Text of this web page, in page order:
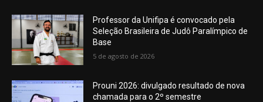
Professor da Unifipa é convocado pela
Seleção Brasileira de Judô Paralímpico de
Base
5 de agosto de 2026
Prouni 2026: divulgado resultado de nova
chamada para o 2º semestre